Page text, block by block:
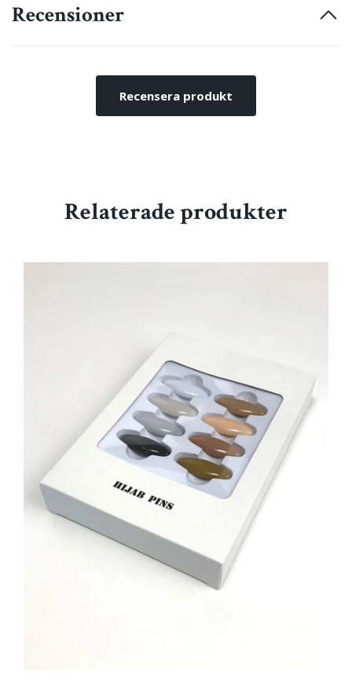
Recensioner
Recensera produkt
Relaterade produkter